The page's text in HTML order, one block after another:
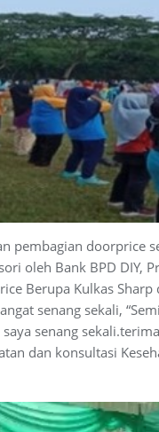
pembagian doorprice
oleh Bank BPD DIY,
Berupa Kulkas
senang sekali,
senang
dan konsultasi